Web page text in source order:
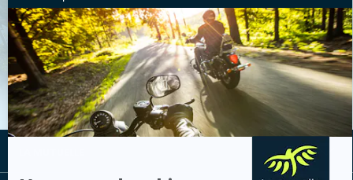
Axeptio
-
En
savoir
plus
sur
Axeptio
VOIR LES ACTUS